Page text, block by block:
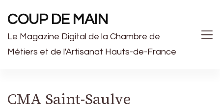
COUP DE MAIN
Le Magazine Digital de la Chambre de
Métiers et de l'Artisanat Hauts-de-France
CMA Saint-Saulve